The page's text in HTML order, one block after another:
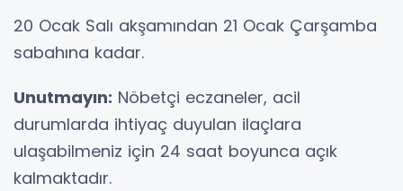
20 Ocak Salı akşamından 21 Ocak Çarşamba
sabahına kadar.
Unutmayın: Nöbetçi eczaneler, acil
durumlarda ihtiyaç duyulan ilaçlara
ulaşabilmeniz için 24 saat boyunca açık
kalmaktadır.